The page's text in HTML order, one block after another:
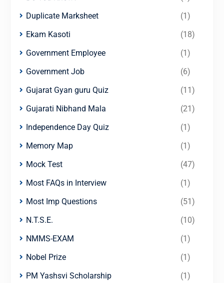
Duplicate Marksheet
(1)
Ekam Kasoti
(18)
Government Employee
(1)
Government Job
(6)
Gujarat Gyan guru Quiz
(11)
Gujarati Nibhand Mala
(21)
Independence Day Quiz
(1)
Memory Map
(1)
Mock Test
(47)
Most FAQs in Interview
(1)
Most Imp Questions
(51)
N.T.S.E.
(10)
NMMS-EXAM
(1)
Nobel Prize
(1)
PM Yashsvi Scholarship
(1)